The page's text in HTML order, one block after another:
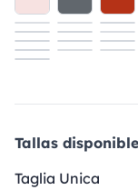
Tallas
Taglia Unica